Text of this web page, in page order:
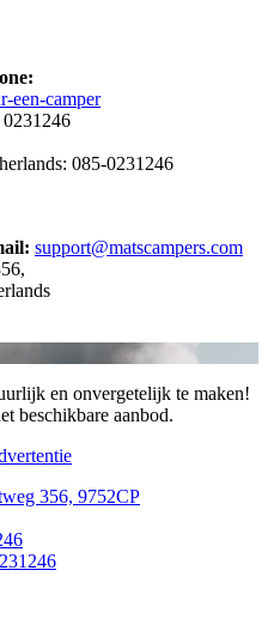
een-camper
0231246
support@matscampers.com
en onvergetelijk te maken!
beschikbare aanbod.
356, 9752CP